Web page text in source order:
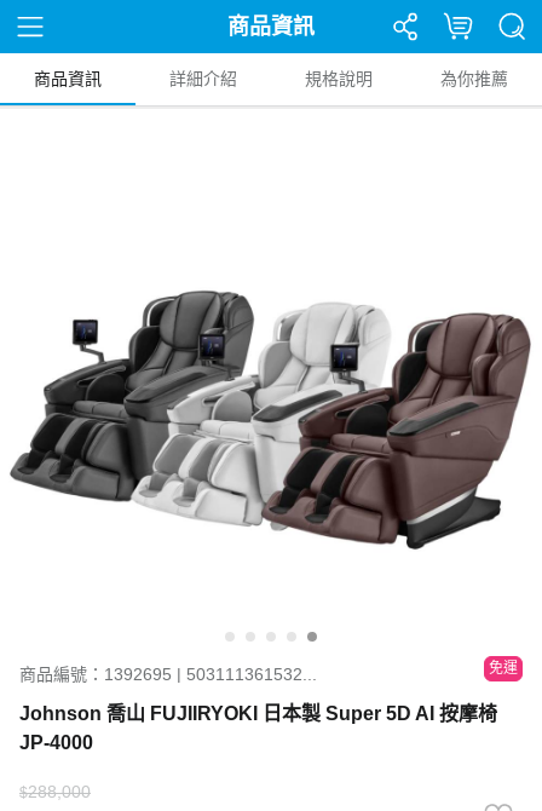
商品資訊
商品資訊 詳細介紹 規格說明 為你推薦
商品編號：1392695 | 503111361532... 免運
Johnson 喬山 FUJIIRYOKI 日本製 Super 5D AI 按摩椅
JP-4000
$288,000